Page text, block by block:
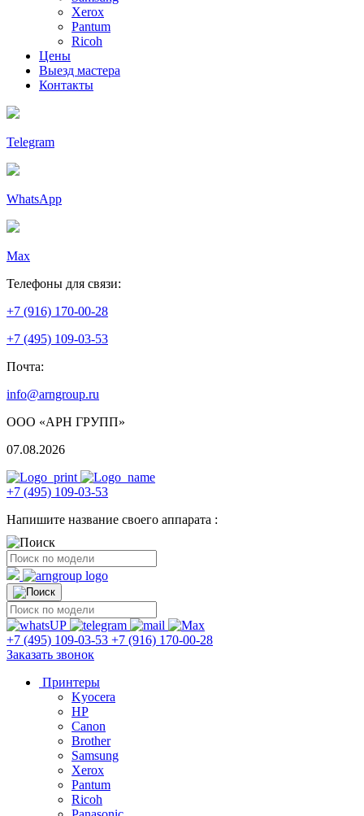
Xerox
Pantum
Ricoh
Цены
Выезд мастера
Контакты
Telegram
WhatsApp
Max
Телефоны для связи:
+7 (916) 170-00-28
+7 (495) 109-03-53
Почта:
info@arngroup.ru
ООО «АРН ГРУПП»
07.08.2026
+7 (495) 109-03-53
Напишите название своего аппарата :
+7 (495) 109-03-53 +7 (916) 170-00-28
Заказать звонок
Принтеры
Kyocera
HP
Canon
Brother
Samsung
Xerox
Pantum
Ricoh